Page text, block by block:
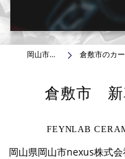
岡山市の車はnexus株式会社 倉敷市のカーフィルム・プロテクションフィル
FEYNLAB
倉敷市 新
岡山県岡山市nexus株式